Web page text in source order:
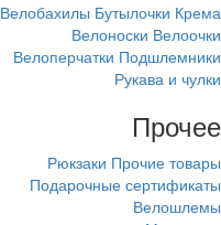
Велобахилы Бутылочки Крема
Велоноски Велоочки
Велоперчатки Подшлемники
Рукава и чулки
Прочее
Рюкзаки Прочие товары
Подарочные сертификаты
Велошлемы